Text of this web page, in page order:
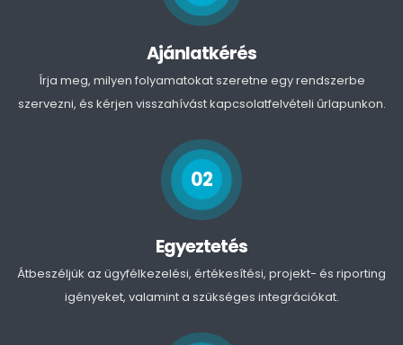
Ajánlatkérés
Írja meg, milyen folyamatokat szeretne egy rendszerbe
szervezni, és kérjen visszahívást kapcsolatfelvételi űrlapunkon.
02
Egyeztetés
Átbeszéljük az ügyfélkezelési, értékesítési, projekt- és riporting
igényeket, valamint a szükséges integrációkat.